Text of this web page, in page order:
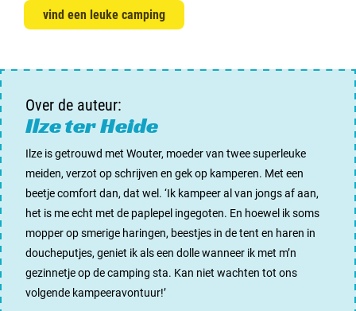
vind een leuke camping
Over de auteur:
Ilze ter Heide
Ilze is getrouwd met Wouter, moeder van twee superleuke
meiden, verzot op schrijven en gek op kamperen. Met een
beetje comfort dan, dat wel. ‘Ik kampeer al van jongs af aan,
het is me echt met de paplepel ingegoten. En hoewel ik soms
mopper op smerige haringen, beestjes in de tent en haren in
doucheputjes, geniet ik als een dolle wanneer ik met m’n
gezinnetje op de camping sta. Kan niet wachten tot ons
volgende kampeeravontuur!’